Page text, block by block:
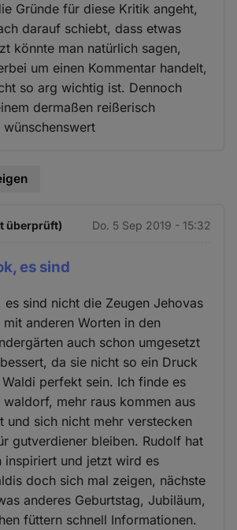
Gründe für diese Kritik angeht,
darauf schiebt, dass etwas
könnte man natürlich sagen,
um einen Kommentar handelt,
so arg wichtig ist. Dennoch
dermaßen reißerisch
überprüft) Do. 5 Sep 2019 - 15:32
es sind
sind nicht die Zeugen Jehovas
anderen Worten in den
auch schon umgesetzt
da sie nicht so ein Druck
Waldi perfekt sein. Ich finde es
mehr raus kommen aus
und sich nicht mehr verstecken
gutverdiener bleiben. Rudolf hat
inspiriert und jetzt wird es
doch sich mal zeigen, nächste
anderes Geburtstag, Jubiläum,
füttern schnell Informationen.